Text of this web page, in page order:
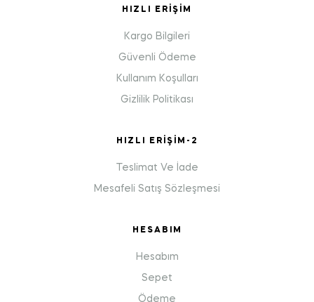
HIZLI ERIŞIM
Kargo Bilgileri
Güvenli Ödeme
Kullanım Koşulları
Gizlilik Politikası
HIZLI ERIŞIM-2
Teslimat Ve İade
Mesafeli Satış Sözleşmesi
HESABIM
Hesabım
Sepet
Ödeme